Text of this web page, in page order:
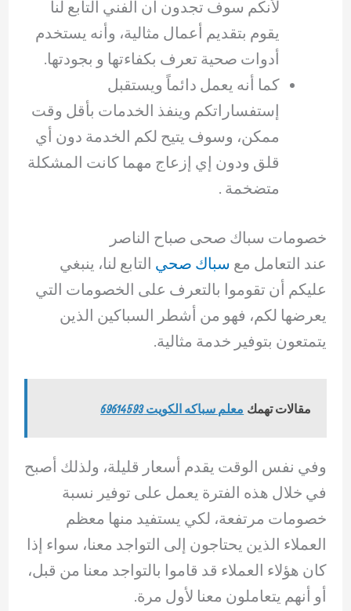
لأنكم سوف تجدون أن الفني التابع لنا
يقوم بتقديم أعمال مثالية، وأنه يستخدم
أدوات صحية تعرف بكفاءتها و بجودتها.
كما أنه يعمل دائماً ويستقبل
إستفساراتكم وينفذ الخدمات بأقل وقت
ممكن، وسوف يتيح لكم الخدمة دون أي
قلق ودون إي إزعاج مهما كانت المشكلة
متضخمة .
خصومات سباك صحى صباح الناصر
عند التعامل مع سباك صحي التابع لنا، ينبغي
عليكم أن تقوموا بالتعرف على الخصومات التي
يعرضها لكم، فهو من أشطر السباكين الذين
يتمتعون بتوفير خدمة مثالية.
مقالات تهمك معلم سباكه الكويت 69614593
وفي نفس الوقت يقدم أسعار قليلة، ولذلك أصبح
في خلال هذه الفترة يعمل على توفير نسبة
خصومات مرتفعة، لكي يستفيد منها معظم
العملاء الذين يحتاجون إلى التواجد معنا، سواء إذا
كان هؤلاء العملاء قد قاموا بالتواجد معنا من قبل،
أو أنهم يتعاملون معنا لأول مرة.